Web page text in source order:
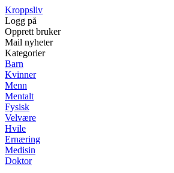
Kroppsliv
Logg på
Opprett bruker
Mail nyheter
Kategorier
Barn
Kvinner
Menn
Mentalt
Fysisk
Velvære
Hvile
Ernæring
Medisin
Doktor